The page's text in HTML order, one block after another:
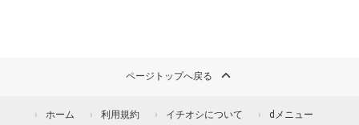
ページトップへ戻る
ホーム 利用規約 イチオシについて dメニュー